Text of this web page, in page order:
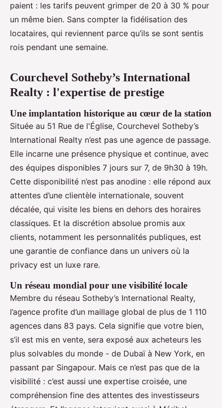
paient : les tarifs peuvent grimper de 20 à 30 % pour
un même bien. Sans compter la fidélisation des
locataires, qui reviennent parce qu’ils se sont sentis
rois pendant une semaine.
Courchevel Sotheby’s International
Realty : l'expertise de prestige
Une implantation historique au cœur de la station
Située au 51 Rue de l'Église, Courchevel Sotheby’s
International Realty n’est pas une agence de passage.
Elle incarne une présence physique et continue, avec
des équipes disponibles 7 jours sur 7, de 9h30 à 19h.
Cette disponibilité n’est pas anodine : elle répond aux
attentes d’une clientèle internationale, souvent
décalée, qui visite les biens en dehors des horaires
classiques. Et la discrétion absolue promis aux
clients, notamment les personnalités publiques, est
une garantie de confiance dans un univers où la
privacy est un luxe rare.
Un réseau mondial pour une visibilité locale
Membre du réseau Sotheby’s International Realty,
l’agence profite d’un maillage global de plus de 1 110
agences dans 83 pays. Cela signifie que votre bien,
s’il est mis en vente, sera exposé aux acheteurs les
plus solvables du monde - de Dubaï à New York, en
passant par Singapour. Mais ce n’est pas que de la
visibilité : c’est aussi une expertise croisée, une
compréhension fine des attentes des investisseurs